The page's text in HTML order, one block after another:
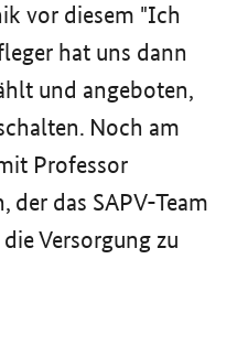
vor diesem "Ich
hat uns dann
und angeboten,
Noch am
Professor
der das SAPV-Team
Versorgung zu